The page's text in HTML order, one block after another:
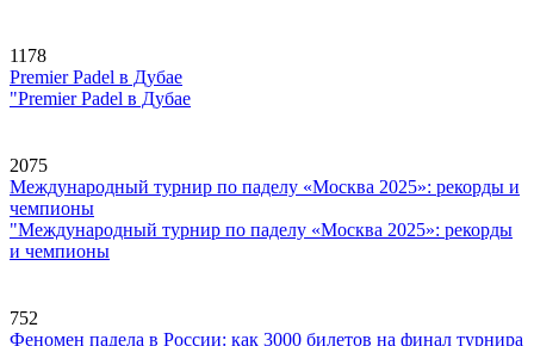
1178
Premier Padel в Дубае
"Premier Padel в Дубае
2075
Международный турнир по паделу «Москва 2025»: рекорды и
чемпионы
"Международный турнир по паделу «Москва 2025»: рекорды
и чемпионы
752
Феномен падела в России: как 3000 билетов на финал турнира